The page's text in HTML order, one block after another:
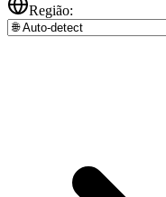
Região: